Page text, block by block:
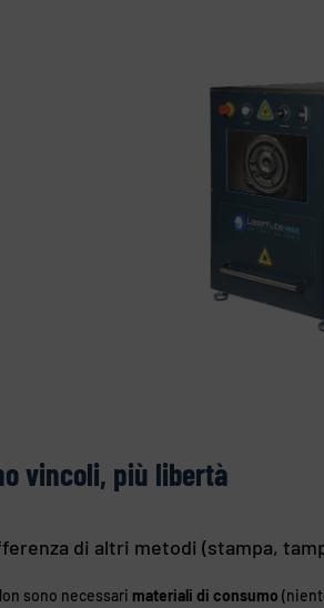
vincoli, più libertà
di altri metodi (stampa,
sono necessari materiali di consumo